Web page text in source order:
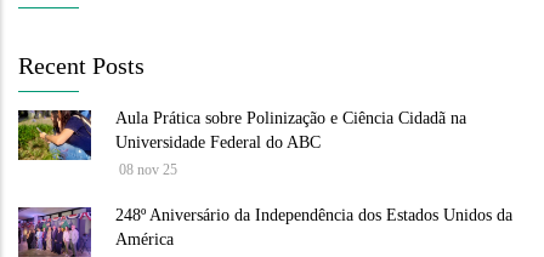
Recent Posts
Aula Prática sobre Polinização e Ciência Cidadã na
Universidade Federal do ABC
08 nov 25
248º Aniversário da Independência dos Estados Unidos da
América